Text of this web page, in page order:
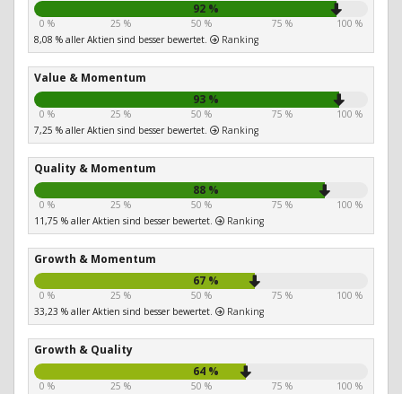
92 %
0 % 25 % 50 % 75 %
100 %
8,08 % aller Aktien sind besser bewertet.
Ranking
Value & Momentum
93 %
0 % 25 % 50 % 75 %
100 %
7,25 % aller Aktien sind besser bewertet.
Ranking
Quality & Momentum
88 %
0 % 25 % 50 % 75 %
100 %
11,75 % aller Aktien sind besser bewertet.
Ranking
Growth & Momentum
67 %
0 % 25 % 50 % 75 %
100 %
33,23 % aller Aktien sind besser bewertet.
Ranking
Growth & Quality
64 %
0 % 25 % 50 % 75 %
100 %